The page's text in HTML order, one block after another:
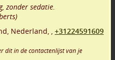
zonder sedatie.
Nederland, +31224591609
dit in de contactenlijst van je